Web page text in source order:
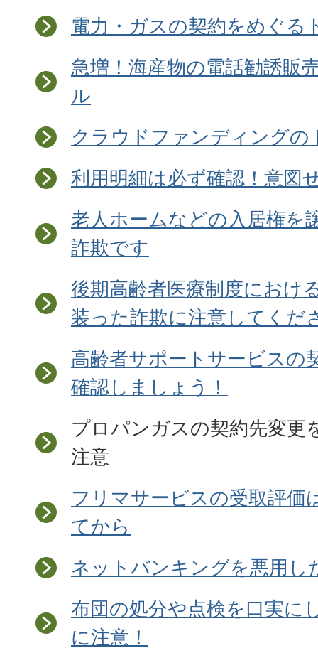
電力・ガスの契約をめぐる
急増！海産物の電話勧誘販
ル
クラウドファンディングの
利用明細は必ず確認！意図
老人ホームなどの入居権を
詐欺です
後期高齢者医療制度におけ
装った詐欺に注意してくだ
高齢者サポートサービスの
確認しましょう！
プロパンガスの契約先変更
注意
フリマサービスの受取評価
てから
ネットバンキングを悪用し
布団の処分や点検を口実に
に注意！